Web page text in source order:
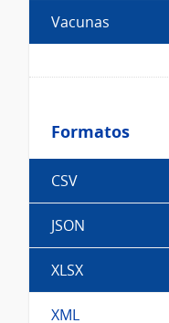
Vacunas
Formatos
Formatos
CSV
JSON
XLSX
XML